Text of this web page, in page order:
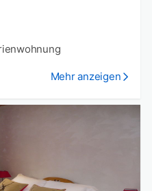
Mehr anzeigen